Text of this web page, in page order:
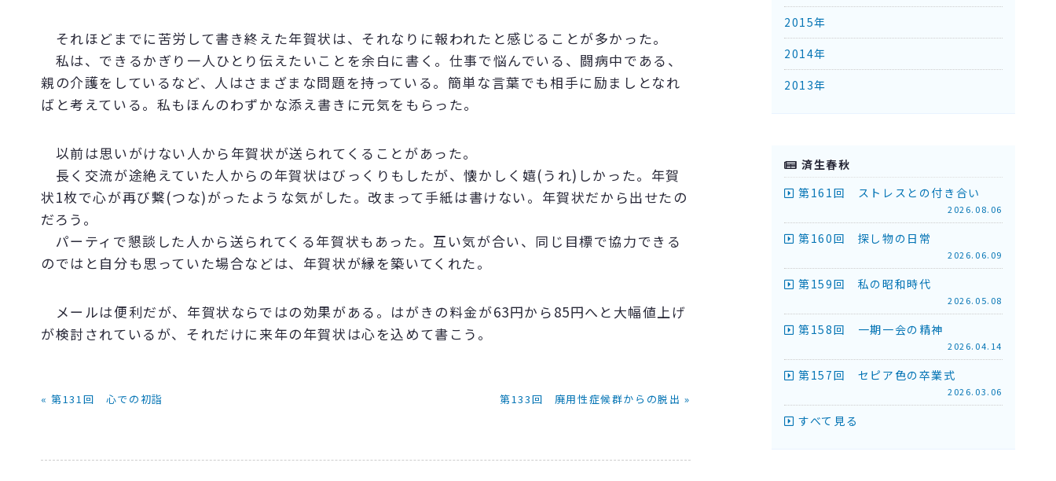
それほどまでに苦労して書き終えた年賀状は、それなりに報われたと感じることが多かった。
私は、できるかぎり一人ひとり伝えたいことを余白に書く。仕事で悩んでいる、闘病中である、
親の介護をしているなど、人はさまざまな問題を持っている。簡単な言葉でも相手に励ましとなれ
ばと考えている。私もほんのわずかな添え書きに元気をもらった。
以前は思いがけない人から年賀状が送られてくることがあった。
長く交流が途絶えていた人からの年賀状はびっくりもしたが、懐かしく嬉(うれ)しかった。年賀
状1枚で心が再び繋(つな)がったような気がした。改まって手紙は書けない。年賀状だから出せたの
だろう。
パーティで懇談した人から送られてくる年賀状もあった。互い気が合い、同じ目標で協力できる
のではと自分も思っていた場合などは、年賀状が縁を築いてくれた。
メールは便利だが、年賀状ならではの効果がある。はがきの料金が63円から85円へと大幅値上げ
が検討されているが、それだけに来年の年賀状は心を込めて書こう。
« 第131回 心での初詣 第133回 廃用性症候群からの脱出 »
2015年
2014年
2013年
済生春秋
第161回 ストレスとの付き合い
2026.08.06
第160回 探し物の日常
2026.06.09
第159回 私の昭和時代
2026.05.08
第158回 一期一会の精神
2026.04.14
第157回 セピア色の卒業式
2026.03.06
すべて見る